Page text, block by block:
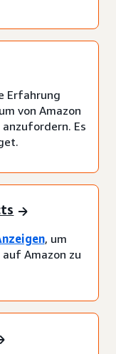
Erfahrung
von Amazon
Es
, um
Amazon zu